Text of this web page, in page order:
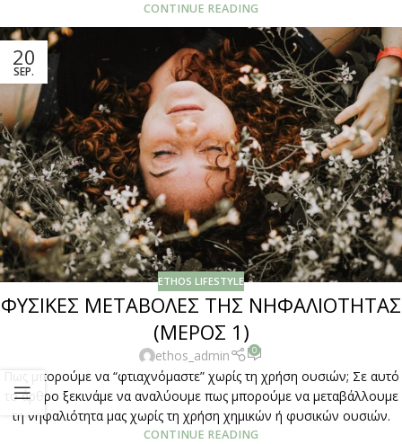
CONTINUE READING
20
SEP.
ETHOS LIFESTYLE
ΦΥΣΙΚΕΣ ΜΕΤΑΒΟΛΕΣ ΤΗΣ ΝΗΦΑΛΙΟΤΗΤΑΣ
(ΜΕΡΟΣ 1)
ethos_admin 0
Πως μπορούμε να “φτιαχνόμαστε” χωρίς τη χρήση ουσιών; Σε αυτό
το άρθρο ξεκινάμε να αναλύουμε πως μπορούμε να μεταβάλλουμε
τη νηφαλιότητα μας χωρίς τη χρήση χημικών ή φυσικών ουσιών.
CONTINUE READING